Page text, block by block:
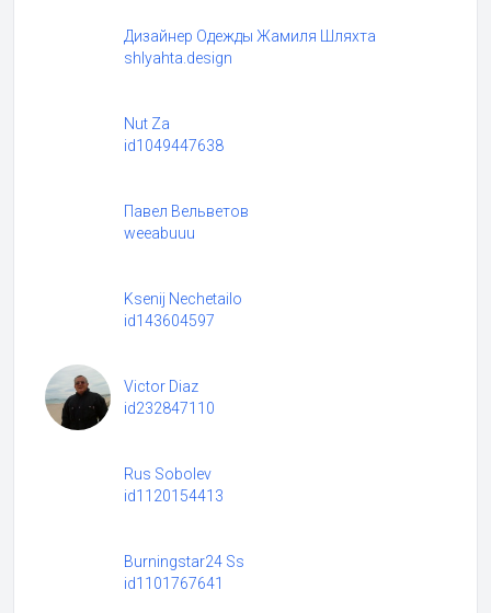
Дизайнер Одежды Жамиля Шляхта
shlyahta.design
Nut Za
id1049447638
Павел Вельветов
weeabuuu
Ksenij Nechetailo
id143604597
Victor Diaz
id232847110
Rus Sobolev
id1120154413
Burningstar24 Ss
id1101767641